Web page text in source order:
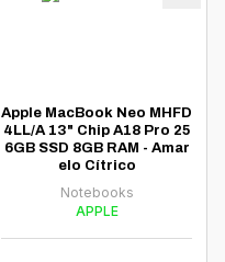
Apple MacBook Neo MHFD
4LL/A 13" Chip A18 Pro 25
6GB SSD 8GB RAM - Amar
elo Cítrico
Notebooks
APPLE